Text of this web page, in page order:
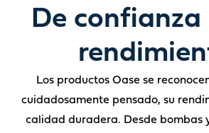
De confianza
Los productos Oase se
cuidadosamente pensado, su
calidad duradera. Desde bombas